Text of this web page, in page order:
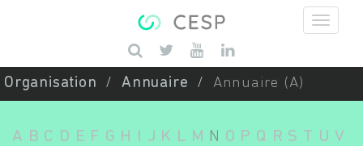
Saisissez vos mots-clés
Organisation Annuaire Annuaire (A)
A B C D E F G H J K L M N O P Q R S T U V